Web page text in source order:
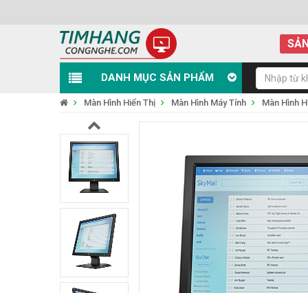
DANH MỤC SẢN PHẨM
Màn Hình Hiển Thị Màn Hình Máy Tính Màn Hình